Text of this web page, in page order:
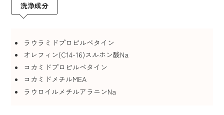
洗浄成分
ラウラミドプロピルベタイン
オレフィン(C14-16)スルホン酸Na
コカミドプロピルベタイン
コカミドメチルMEA
ラウロイルメチルアラニンNa